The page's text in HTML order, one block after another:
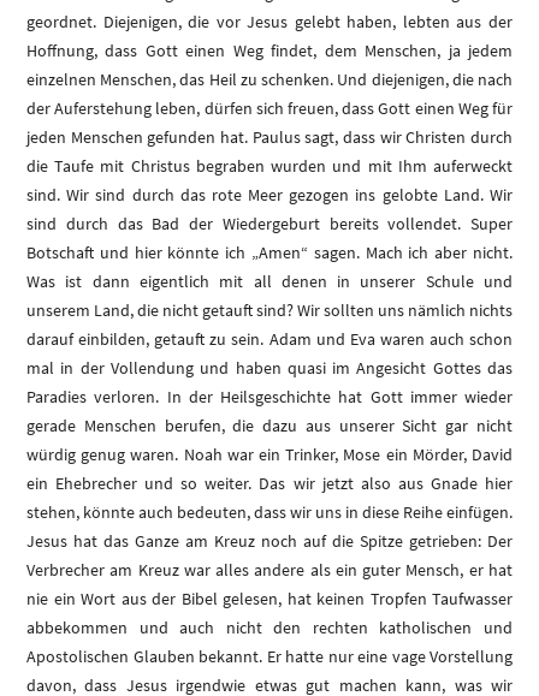
geordnet. Diejenigen, die vor Jesus gelebt haben, lebten aus der
Hoffnung, dass Gott einen Weg findet, dem Menschen, ja jedem
einzelnen Menschen, das Heil zu schenken. Und diejenigen, die nach
der Auferstehung leben, dürfen sich freuen, dass Gott einen Weg für
jeden Menschen gefunden hat. Paulus sagt, dass wir Christen durch
die Taufe mit Christus begraben wurden und mit Ihm auferweckt
sind. Wir sind durch das rote Meer gezogen ins gelobte Land. Wir
sind durch das Bad der Wiedergeburt bereits vollendet. Super
Botschaft und hier könnte ich „Amen“ sagen. Mach ich aber nicht.
Was ist dann eigentlich mit all denen in unserer Schule und
unserem Land, die nicht getauft sind? Wir sollten uns nämlich nichts
darauf einbilden, getauft zu sein. Adam und Eva waren auch schon
mal in der Vollendung und haben quasi im Angesicht Gottes das
Paradies verloren. In der Heilsgeschichte hat Gott immer wieder
gerade Menschen berufen, die dazu aus unserer Sicht gar nicht
würdig genug waren. Noah war ein Trinker, Mose ein Mörder, David
ein Ehebrecher und so weiter. Das wir jetzt also aus Gnade hier
stehen, könnte auch bedeuten, dass wir uns in diese Reihe einfügen.
Jesus hat das Ganze am Kreuz noch auf die Spitze getrieben: Der
Verbrecher am Kreuz war alles andere als ein guter Mensch, er hat
nie ein Wort aus der Bibel gelesen, hat keinen Tropfen Taufwasser
abbekommen und auch nicht den rechten katholischen und
Apostolischen Glauben bekannt. Er hatte nur eine vage Vorstellung
davon, dass Jesus irgendwie etwas gut machen kann, was wir